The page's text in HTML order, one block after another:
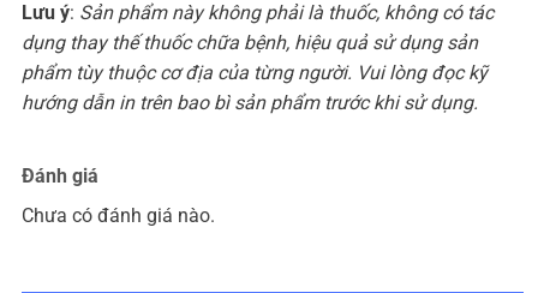
Lưu ý: Sản phẩm này không phải là thuốc, không có tác
dụng thay thế thuốc chữa bệnh, hiệu quả sử dụng sản
phẩm tùy thuộc cơ địa của từng người. Vui lòng đọc kỹ
hướng dẫn in trên bao bì sản phẩm trước khi sử dụng.
Đánh giá
Chưa có đánh giá nào.